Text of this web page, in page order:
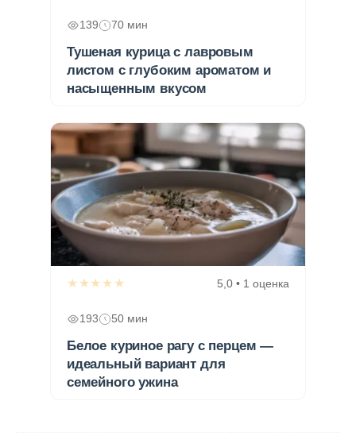
139 70 мин
Тушеная курица с лавровым
листом с глубоким ароматом и
насыщенным вкусом
★★★★★ 5,0 • 1 оценка
193 50 мин
Белое куриное рагу с перцем —
идеальный вариант для
семейного ужина